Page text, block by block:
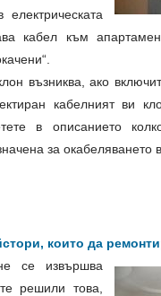
кабел към
възниква, ако
кабелният ви
в описанието
за окабеляването
които да
се извършва
решили това,